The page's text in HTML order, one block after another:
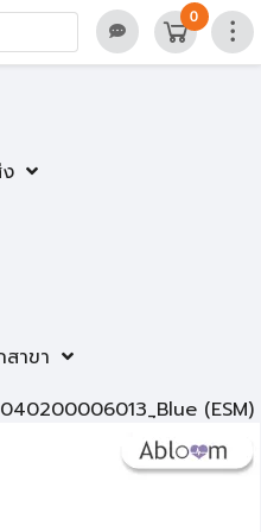
สาขา
0
Blue (ESM)